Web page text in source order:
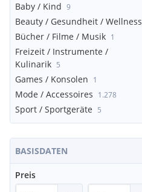
Baby / Kind 9
Beauty / Gesundheit / Wellness
Bücher / Filme / Musik 1
Freizeit / Instrumente /
Kulinarik 5
Games / Konsolen 1
Mode / Accessoires 1.278
Sport / Sportgeräte 5
BASISDATEN
Preis